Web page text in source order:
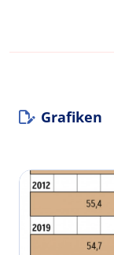
Grafiken